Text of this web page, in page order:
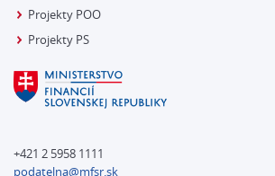
Projekty POO
Projekty PS
+421 2 5958 1111
podatelna@mfsr.sk